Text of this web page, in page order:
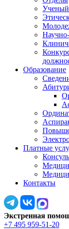
Научно-
Образование
Платные
Контакты
Экстренная
+7 495 959-51-20